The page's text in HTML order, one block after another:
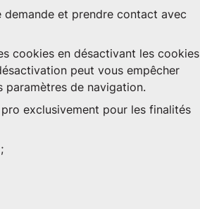
et prendre contact avec
cookies en désactivant les cookies
peut vous empêcher
paramètres de navigation.
exclusivement pour les finalités